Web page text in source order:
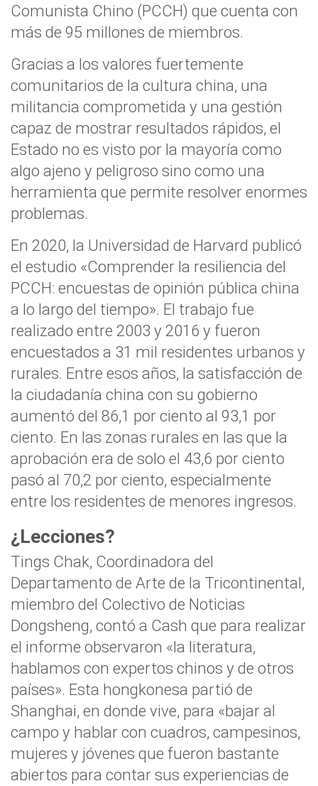
Comunista Chino (PCCH) que cuenta con
más de 95 millones de miembros.
Gracias a los valores fuertemente
comunitarios de la cultura china, una
militancia comprometida y una gestión
capaz de mostrar resultados rápidos, el
Estado no es visto por la mayoría como
algo ajeno y peligroso sino como una
herramienta que permite resolver enormes
problemas.
En 2020, la Universidad de Harvard publicó
el estudio «Comprender la resiliencia del
PCCH: encuestas de opinión pública china
a lo largo del tiempo». El trabajo fue
realizado entre 2003 y 2016 y fueron
encuestados a 31 mil residentes urbanos y
rurales. Entre esos años, la satisfacción de
la ciudadanía china con su gobierno
aumentó del 86,1 por ciento al 93,1 por
ciento. En las zonas rurales en las que la
aprobación era de solo el 43,6 por ciento
pasó al 70,2 por ciento, especialmente
entre los residentes de menores ingresos.
¿Lecciones?
Tings Chak, Coordinadora del
Departamento de Arte de la Tricontinental,
miembro del Colectivo de Noticias
Dongsheng, contó a Cash que para realizar
el informe observaron «la literatura,
hablamos con expertos chinos y de otros
países». Esta hongkonesa partió de
Shanghai, en donde vive, para «bajar al
campo y hablar con cuadros, campesinos,
mujeres y jóvenes que fueron bastante
abiertos para contar sus experiencias de